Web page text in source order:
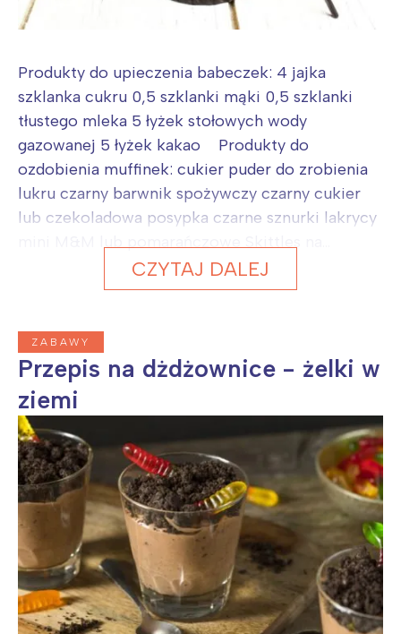
Produkty do upieczenia babeczek: 4 jajka
szklanka cukru 0,5 szklanki mąki 0,5 szklanki
tłustego mleka 5 łyżek stołowych wody
gazowanej 5 łyżek kakao Produkty do
ozdobienia muffinek: cukier puder do zrobienia
lukru czarny barwnik spożywczy czarny cukier
lub czekoladowa posypka czarne sznurki lakrycy
CZYTAJ DALEJ
ZABAWY
Przepis na dżdżownice - żelki w
ziemi